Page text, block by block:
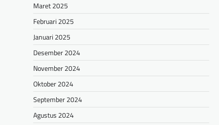
Maret 2025
Februari 2025
Januari 2025
Desember 2024
November 2024
Oktober 2024
September 2024
Agustus 2024